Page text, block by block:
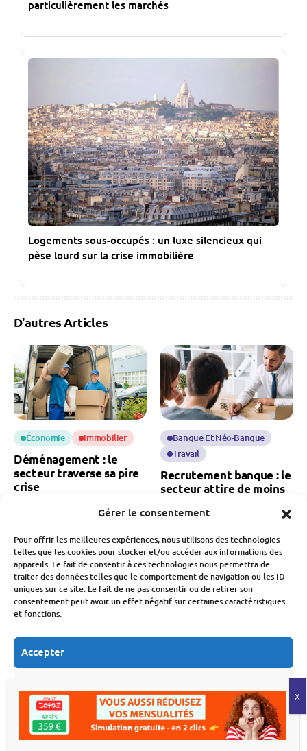
Gérer le consentement
Pour offrir les meilleures expériences, nous utilisons des technologies
telles que les cookies pour stocker et/ou accéder aux informations des
appareils. Le fait de consentir à ces technologies nous permettra de
traiter des données telles que le comportement de navigation ou les ID
uniques sur ce site. Le fait de ne pas consentir ou de retirer son
consentement peut avoir un effet négatif sur certaines caractéristiques
et fonctions.
Accepter
Voir les préférences
Politique de cookiesDéclaration de confidentialité
particulièrement les marchés
Logements sous-occupés : un luxe silencieux qui
pèse lourd sur la crise immobilière
D'autres Articles
Économie Immobilier
Déménagement : le
secteur traverse sa pire
crise
Banque Et Néo-Banque
Travail
Recrutement banque : le
secteur attire de moins
5 Août 2026
Marchés Financiers
CAC 40 : pourquoi la
nouveau record
historique
Fabien Monvoisin
MaPrimeRénov’ : la
après la baisse des aides
Fabien Monvoisin